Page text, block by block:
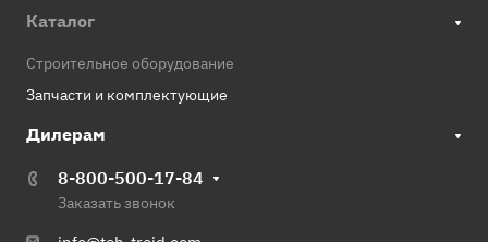
Каталог
Строительное оборудование
Запчасти и комплектующие
Дилерам
8-800-500-17-84
Заказать звонок